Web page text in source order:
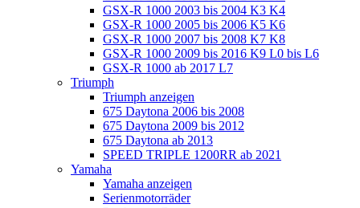
GSX-R 1000 2003 bis 2004 K3 K4
GSX-R 1000 2005 bis 2006 K5 K6
GSX-R 1000 2007 bis 2008 K7 K8
GSX-R 1000 2009 bis 2016 K9 L0 bis L6
GSX-R 1000 ab 2017 L7
Triumph
Triumph anzeigen
675 Daytona 2006 bis 2008
675 Daytona 2009 bis 2012
675 Daytona ab 2013
SPEED TRIPLE 1200RR ab 2021
Yamaha
Yamaha anzeigen
Serienmotorräder